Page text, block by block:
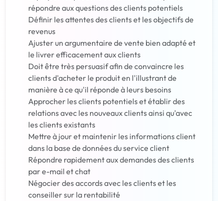
répondre aux questions des clients potentiels
Définir les attentes des clients et les objectifs de
revenus
Ajuster un argumentaire de vente bien adapté et
le livrer efficacement aux clients
Doit être très persuasif afin de convaincre les
clients d'acheter le produit en l'illustrant de
manière à ce qu'il réponde à leurs besoins
Approcher les clients potentiels et établir des
relations avec les nouveaux clients ainsi qu'avec
les clients existants
Mettre à jour et maintenir les informations client
dans la base de données du service client
Répondre rapidement aux demandes des clients
par e-mail et chat
Négocier des accords avec les clients et les
conseiller sur la rentabilité